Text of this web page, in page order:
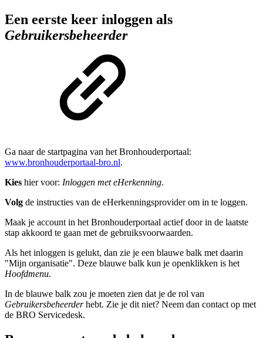
Een eerste keer inloggen als
Gebruikersbeheerder
Ga naar de startpagina van het Bronhouderportaal:
www.bronhouderportaal-bro.nl.
Kies hier voor: Inloggen met eHerkenning.
Volg de instructies van de eHerkenningsprovider om in te loggen.
Maak je account in het Bronhouderportaal actief door in de laatste
stap akkoord te gaan met de gebruiksvoorwaarden.
Als het inloggen is gelukt, dan zie je een blauwe balk met daarin
"Mijn organisatie". Deze blauwe balk kun je openklikken is het
Hoofdmenu.
In de blauwe balk zou je moeten zien dat je de rol van
Gebruikersbeheerderhebt. Zie je dit niet? Neem dan contact op met
de BRO Servicedesk.